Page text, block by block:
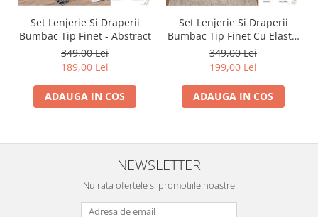
Set Lenjerie Si Draperii
Bumbac Tip Finet - Abstract
349,00 Lei
189,00 Lei
ADAUGA IN COS
Set Lenjerie Si Draperii
Bumbac Tip Finet Cu Elastic
- Dansul Fluturilor
349,00 Lei
199,00 Lei
ADAUGA IN COS
NEWSLETTER
Nu rata ofertele si promotiile noastre